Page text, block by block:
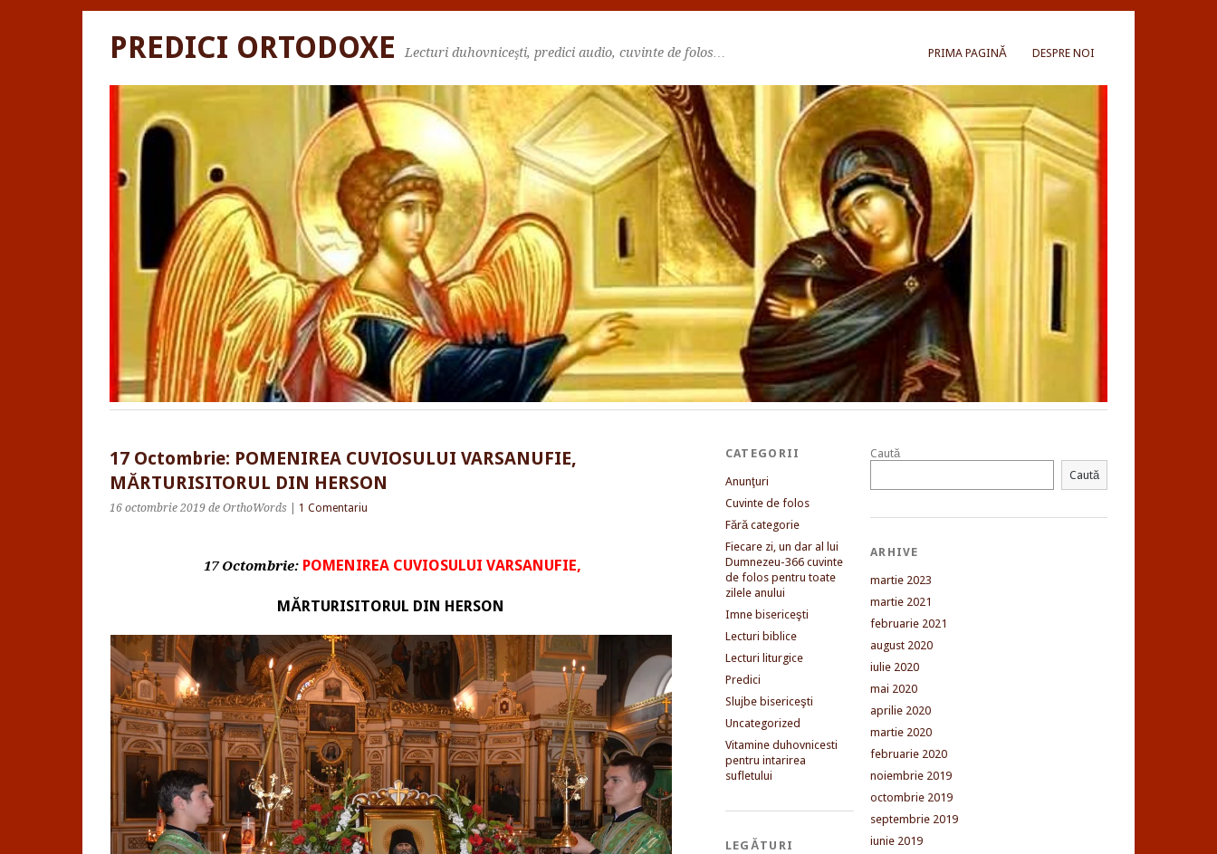
PRIMA PAGINĂ DESPRE NOI
PREDICI ORTODOXE Lecturi duhovniceşti, predici audio, cuvinte de folos…
17 Octombrie: POMENIREA CUVIOSULUI VARSANUFIE,
MĂRTURISITORUL DIN HERSON
16 octombrie 2019 de OrthoWords 1 Comentariu
17 Octombrie: POMENIREA CUVIOSULUI VARSANUFIE,
MĂRTURISITORUL DIN HERSON
CATEGORII
Anunţuri
Cuvinte de folos
Fără categorie
Fiecare zi, un dar al lui
Dumnezeu-366 cuvinte
de folos pentru toate
zilele anului
Imne bisericeşti
Lecturi biblice
Lecturi liturgice
Predici
Slujbe bisericeşti
Uncategorized
Vitamine duhovnicesti
pentru intarirea
sufletului
LEGĂTURI
Caută
Caută
ARHIVE
martie 2023
martie 2021
februarie 2021
august 2020
iulie 2020
mai 2020
aprilie 2020
martie 2020
februarie 2020
noiembrie 2019
octombrie 2019
septembrie 2019
iunie 2019